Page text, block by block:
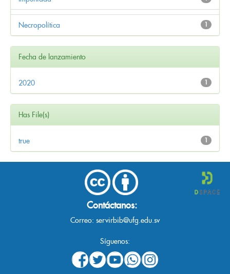
1
Necropolítica
Fecha de lanzamiento
1
2020
Has File(s)
1
true
Contáctanos:
Correo: servirbib@ufg.edu.sv
Síguenos: